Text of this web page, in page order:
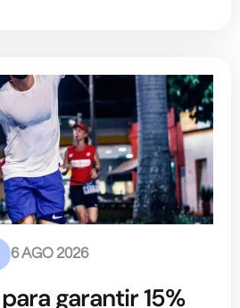
6 AGO 2026
garantir 15%